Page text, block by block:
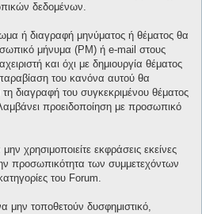
δεδομένων.
ή διαγραφή μηνύματος ή θέματος θα
μήνυμα (PM) ή e-mail στους
και όχι με δημιουργία θέματος
του κανόνα αυτού θα
διαγραφή του συγκεκριμένου θέματος
προειδοποίηση με προσωπικό
χρησιμοποιείτε εκφράσεις εκείνες
προσωπικότητα των συμμετεχόντων
του Forum.
μην τοποθετούν δυσφημιστικό,